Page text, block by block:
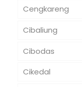
Cengkareng
Cibaliung
Cibodas
Cikedal